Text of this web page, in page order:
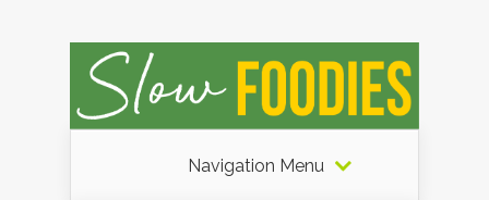
Navigation Menu